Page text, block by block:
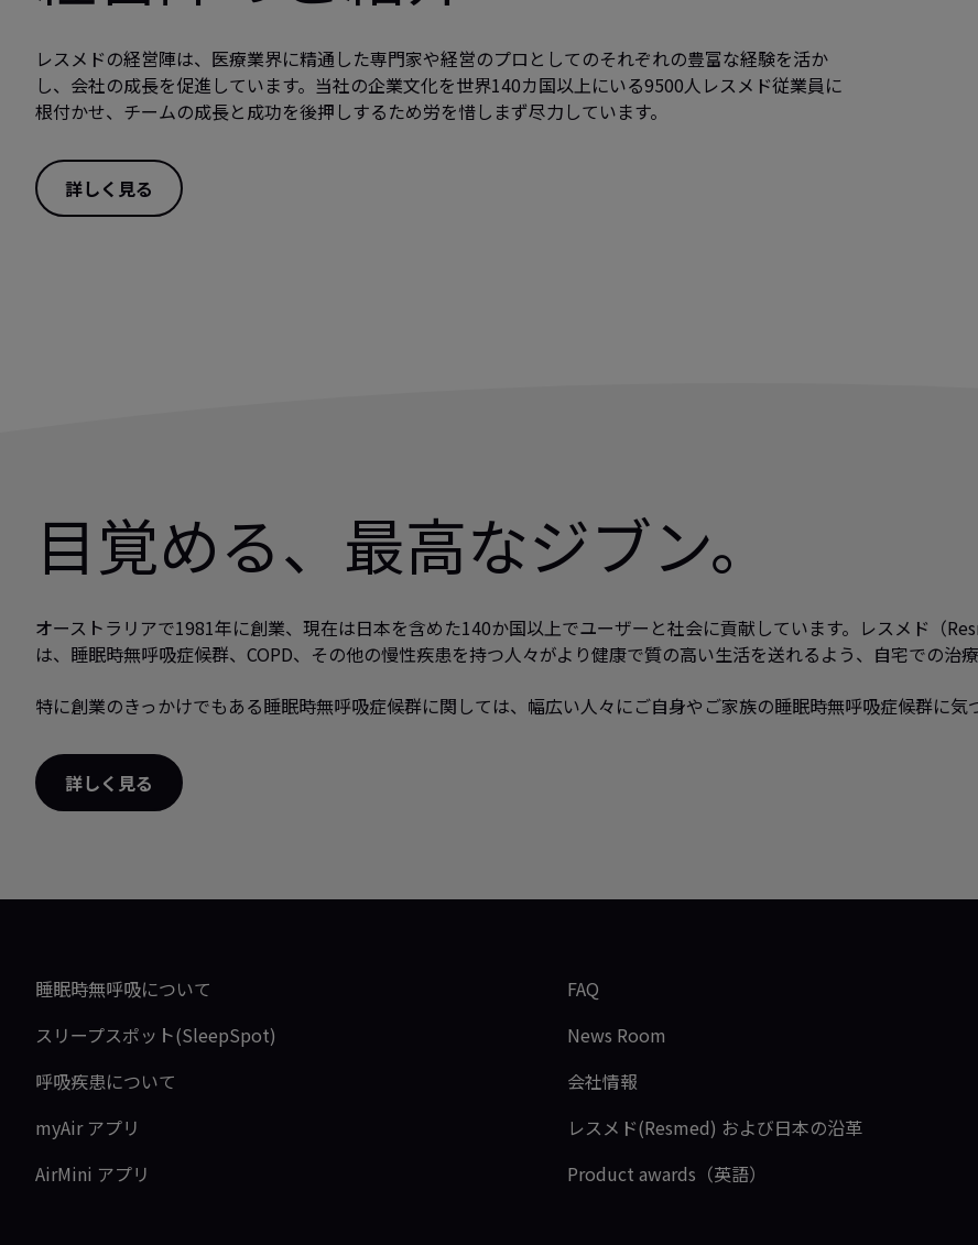
レスメドの経営陣は、医療業界に精通した専門家や経営のプロとしてのそれぞれの豊富な経験を活か
し、会社の成長を促進しています。当社の企業文化を世界140カ国以上にいる9500人レスメド従業員に
根付かせ、チームの成長と成功を後押しするため労を惜しまず尽力しています。
詳しく見る
目覚める、最高なジブン。
オーストラリアで1981年に創業、現在は日本を含めた140か国以上でユーザーと社会に貢献しています。レスメド（
は、睡眠時無呼吸症候群、COPD、その他の慢性疾患を持つ人々がより健康で質の高い生活を送れるよう、自宅での治
特に創業のきっかけでもある睡眠時無呼吸症候群に関しては、幅広い人々にご自身やご家族の睡眠時無呼吸症候群に気
詳しく見る
睡眠時無呼吸について
スリープスポット(SleepSpot)
呼吸疾患について
myAir アプリ
AirMini アプリ
FAQ
News Room
会社情報
レスメド(Resmed) および日本の沿革
Product awards（英語）